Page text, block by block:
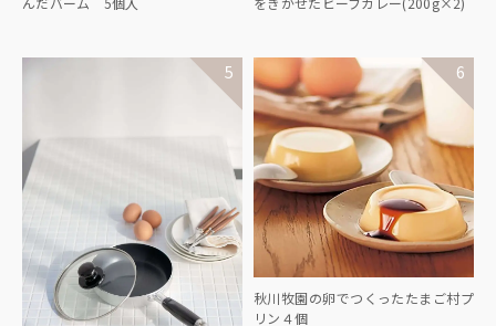
秋川牧園の卵でつくったたまご村プ
リン４個